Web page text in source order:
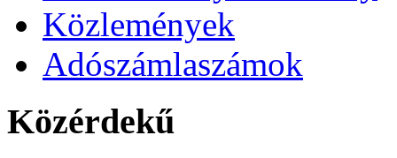
Közlemények
Adószámlaszámok
Közérdekű